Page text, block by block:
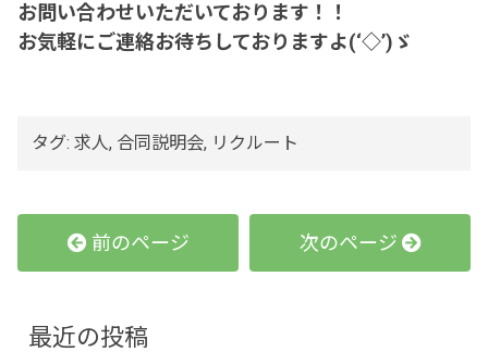
お問い合わせいただいております！！
お気軽にご連絡お待ちしておりますよ(‘◇’)ゞ
タグ: 求人, 合同説明会, リクルート
前のページ 次のページ
最近の投稿